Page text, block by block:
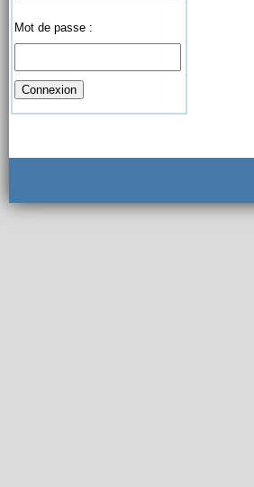
Mot de passe :